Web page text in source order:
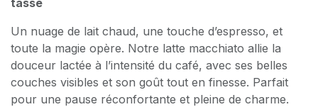
Un nuage de lait chaud, une touche d’espresso, et
toute la magie opère. Notre latte macchiato allie la
douceur lactée à l’intensité du café, avec ses belles
couches visibles et son goût tout en finesse. Parfait
pour une pause réconfortante et pleine de charme.